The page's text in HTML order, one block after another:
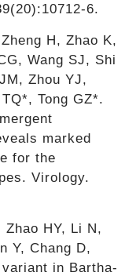
6.
H, Zhao K,
Wang SJ, Shi
Zhou YJ,
Tong GZ*.
marked
for the
Virology.
HY, Li N,
Y, Chang D,
in Bartha-